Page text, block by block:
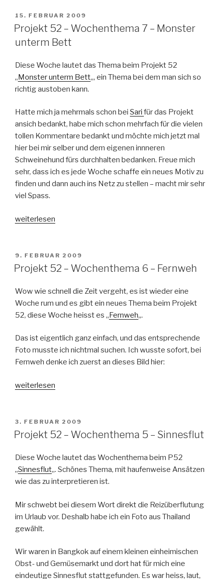
Wochenthema
8
VERÖFFENTLICHT
AM
15. FEBRUAR 2009
Projekt 52 – Wochenthema 7 – Monster
unterm Bett
Diese Woche lautet das Thema beim Projekt 52
„Monster unterm Bett„, ein Thema bei dem man sich so
richtig austoben kann.
Hatte mich ja mehrmals schon bei Sari für das Projekt
ansich bedankt, habe mich schon mehrfach für die vielen
tollen Kommentare bedankt und möchte mich jetzt mal
hier bei mir selber und dem eigenen innneren
Schweinehund fürs durchhalten bedanken. Freue mich
sehr, dass ich es jede Woche schaffe ein neues Motiv zu
finden und dann auch ins Netz zu stellen – macht mir sehr
viel Spass.
„Projekt
Wochenthema
7
Monster
unterm
Bett“
weiterlesen
VERÖFFENTLICHT
AM
9. FEBRUAR 2009
Projekt 52 – Wochenthema 6 – Fernweh
Wow wie schnell die Zeit vergeht, es ist wieder eine
Woche rum und es gibt ein neues Thema beim Projekt
52, diese Woche heisst es „Fernweh„.
Das ist eigentlich ganz einfach, und das entsprechende
Foto musste ich nichtmal suchen. Ich wusste sofort, bei
Fernweh denke ich zuerst an dieses Bild hier:
„Projekt
Wochenthema
6
Fernweh“
weiterlesen
VERÖFFENTLICHT
AM
3. FEBRUAR 2009
Projekt 52 – Wochenthema 5 – Sinnesflut
Diese Woche lautet das Wochenthema beim P52
„Sinnesflut„. Schönes Thema, mit haufenweise Ansätzen
wie das zu interpretieren ist.
Mir schwebt bei diesem Wort direkt die Reizüberflutung
im Urlaub vor. Deshalb habe ich ein Foto aus Thailand
gewählt.
Wir waren in Bangkok auf einem kleinen einheimischen
Obst- und Gemüsemarkt und dort hat für mich eine
eindeutige Sinnesflut stattgefunden. Es war heiss, laut,